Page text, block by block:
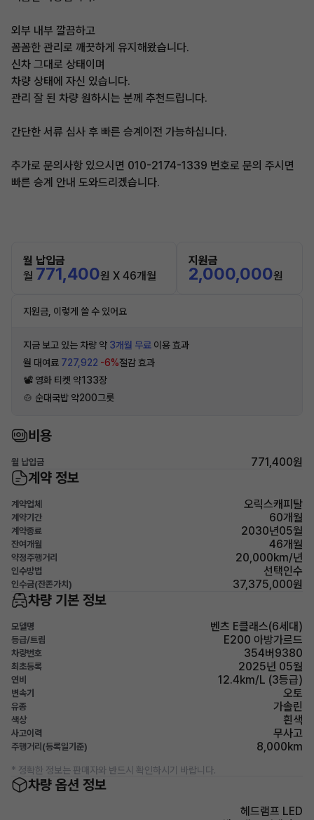
외부 내부 깔끔하고
꼼꼼한 관리로 깨끗하게 유지해왔습니다.
신차 그대로 상태이며
차량 상태에 자신 있습니다.
관리 잘 된 차량 원하시는 분께 추천드립니다.
간단한 서류 심사 후 빠른 승계이전 가능하십니다.
추가로 문의사항 있으시면 010-2174-1339 번호로 문의 주시면
빠른 승계 안내 도와드리겠습니다.
월 납입금
월 771,400원 X 46개월
지원금
2,000,000원
지원금, 이렇게 쓸 수 있어요
지금 보고 있는 차량 약 3개월 무료 이용 효과
월 대여료 727,922 -6%절감 효과
📽 영화 티켓 약133장
🍲 순대국밥 약200그릇
비용
월 납입금 771,400원
계약 정보
계약업체 오릭스캐피탈
계약기간 60개월
계약종료 2030년05월
잔여개월 46개월
약정주행거리 20,000km/년
인수방법 선택인수
인수금(잔존가치) 37,375,000원
차량 기본 정보
모델명 벤츠 E클래스(6세대)
등급/트림 E200 아방가르드
차량번호 354버9380
최초등록 2025년 05월
연비 12.4km/L (3등급)
변속기 오토
유종 가솔린
색상 흰색
사고이력 무사고
주행거리(등록일기준) 8,000km
* 정확한 정보는 판매자와 반드시 확인하시기 바랍니다.
차량 옵션 정보
헤드램프 LED